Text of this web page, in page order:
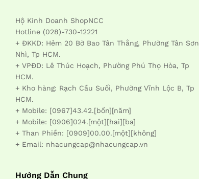
Hộ Kinh Doanh ShopNCC
Hotline (028)-730-12221
+ ĐKKD: Hẻm 20 Bờ Bao Tân Thắng, Phường Tân Sơn
Nhì, Tp HCM.
+ VPĐD: Lê Thúc Hoạch, Phường Phú Thọ Hòa, Tp
HCM.
+ Kho hàng: Rạch Cầu Suối, Phường Vĩnh Lộc B, Tp
HCM.
+ Mobile: [0967]43.42.[bốn][năm]
+ Mobile: [0906]024.[một][hai][ba]
+ Than Phiền: [0909]00.00.[một][không]
+ Email: nhacungcap@nhacungcap.vn
Hướng Dẫn Chung